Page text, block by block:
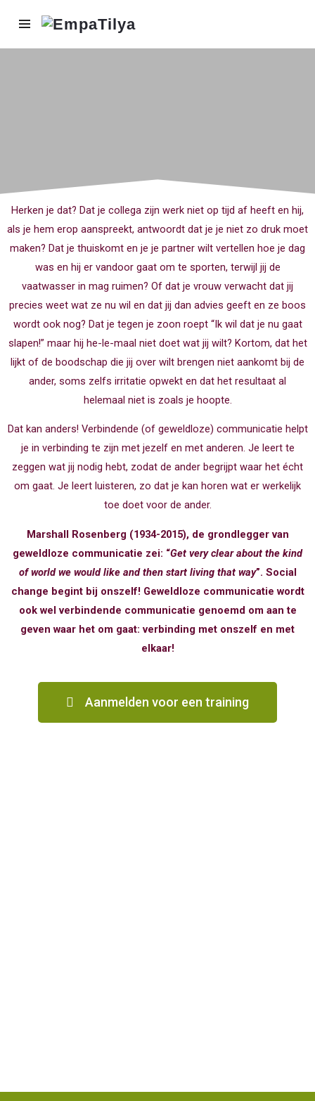
Herken je dat? Dat je collega zijn werk niet op tijd af heeft en hij,
als je hem erop aanspreekt, antwoordt dat je je niet zo druk moet
maken? Dat je thuiskomt en je je partner wilt vertellen hoe je dag
was en hij er vandoor gaat om te sporten, terwijl jij de
vaatwasser in mag ruimen? Of dat je vrouw verwacht dat jij
precies weet wat ze nu wil en dat jij dan advies geeft en ze boos
wordt ook nog? Dat je tegen je zoon roept “Ik wil dat je nu gaat
slapen!” maar hij he-le-maal niet doet wat jij wilt? Kortom, dat het
lijkt of de boodschap die jij over wilt brengen niet aankomt bij de
ander, soms zelfs irritatie opwekt en dat het resultaat al
helemaal niet is zoals je hoopte.
Dat kan anders! Verbindende (of geweldloze) communicatie helpt
je in verbinding te zijn met jezelf en met anderen. Je leert te
zeggen wat jij nodig hebt, zodat de ander begrijpt waar het écht
om gaat. Je leert luisteren, zo dat je kan horen wat er werkelijk
toe doet voor de ander.
Marshall Rosenberg (1934-2015), de grondlegger van
geweldloze communicatie zei: “Get very clear about the kind
of world we would like and then start living that way”. Social
change begint bij onszelf! Geweldloze communicatie wordt
ook wel verbindende communicatie genoemd om aan te
geven waar het om gaat: verbinding met onszelf en met
elkaar!
Aanmelden voor een training